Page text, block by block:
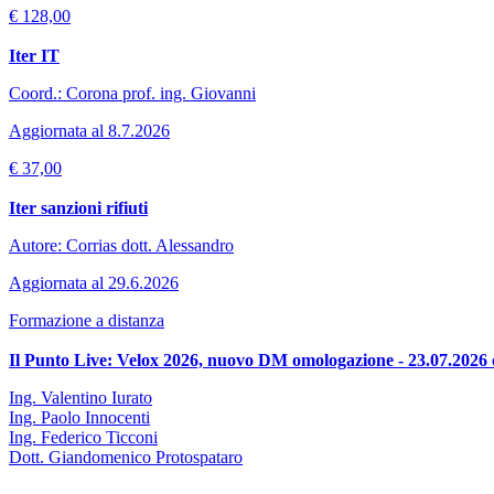
€ 128,00
Iter IT
Coord.: Corona prof. ing. Giovanni
Aggiornata al 8.7.2026
€ 37,00
Iter sanzioni rifiuti
Autore: Corrias dott. Alessandro
Aggiornata al 29.6.2026
Formazione a distanza
Il Punto Live: Velox 2026, nuovo DM omologazione - 23.07.2026
Ing. Valentino Iurato
Ing. Paolo Innocenti
Ing. Federico Ticconi
Dott. Giandomenico Protospataro